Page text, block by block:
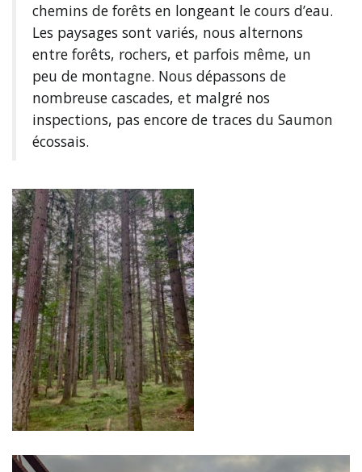
chemins de forêts en longeant le cours d’eau.
Les paysages sont variés, nous alternons
entre forêts, rochers, et parfois même, un
peu de montagne. Nous dépassons de
nombreuse cascades, et malgré nos
inspections, pas encore de traces du Saumon
écossais.